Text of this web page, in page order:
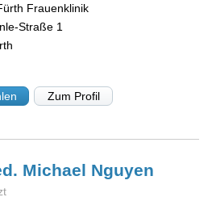
Frauenklinik
Straße 1
Zum Profil
Michael Nguyen